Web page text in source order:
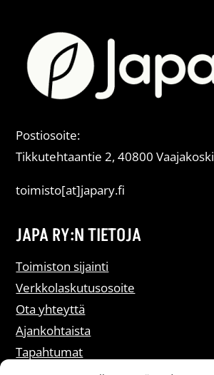
Postiosoite:
Tikkutehtaantie 2, 40800 Vaajakoski
toimisto[at]japary.fi
JAPA RY:N TIETOJA
Toimiston sijainti
Verkkolaskutusosoite
Ota yhteyttä
Ajankohtaista
Tapahtumat